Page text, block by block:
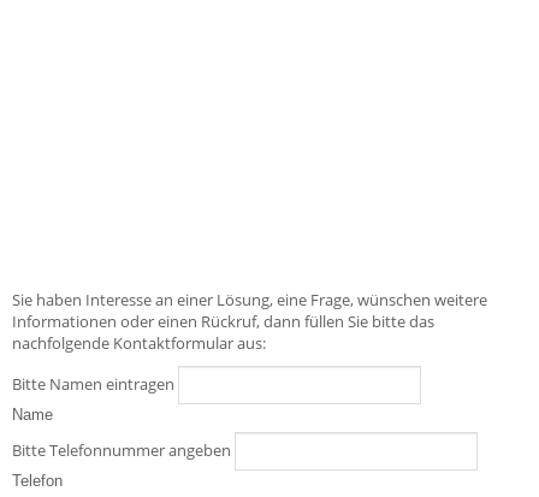
Sie haben Interesse an einer Lösung, eine Frage, wünschen weitere
Informationen oder einen Rückruf, dann füllen Sie bitte das
nachfolgende Kontaktformular aus:
Bitte Namen eintragen
Name
Bitte Telefonnummer angeben
Telefon